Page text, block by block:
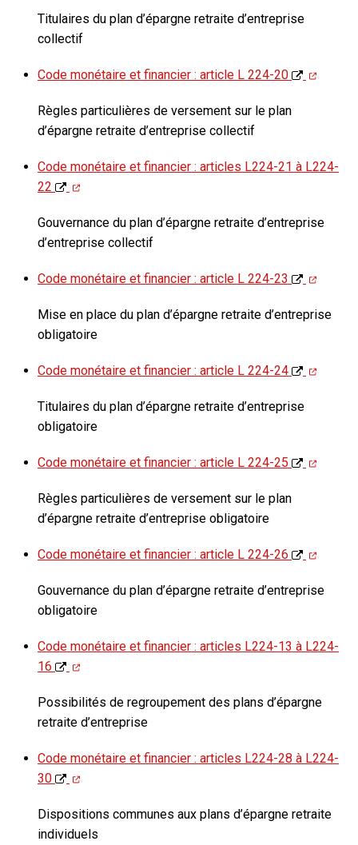
Titulaires du plan d’épargne retraite d’entreprise
collectif
Code monétaire et financier : article L 224-20
Règles particulières de versement sur le plan
d’épargne retraite d’entreprise collectif
Code monétaire et financier : articles L224-21 à L224-
22
Gouvernance du plan d’épargne retraite d’entreprise
d’entreprise collectif
Code monétaire et financier : article L 224-23
Mise en place du plan d’épargne retraite d’entreprise
obligatoire
Code monétaire et financier : article L 224-24
Titulaires du plan d’épargne retraite d’entreprise
obligatoire
Code monétaire et financier : article L 224-25
Règles particulières de versement sur le plan
d’épargne retraite d’entreprise obligatoire
Code monétaire et financier : article L 224-26
Gouvernance du plan d’épargne retraite d’entreprise
obligatoire
Code monétaire et financier : articles L224-13 à L224-
16
Possibilités de regroupement des plans d’épargne
retraite d’entreprise
Code monétaire et financier : articles L224-28 à L224-
30
Dispositions communes aux plans d’épargne retraite
individuels